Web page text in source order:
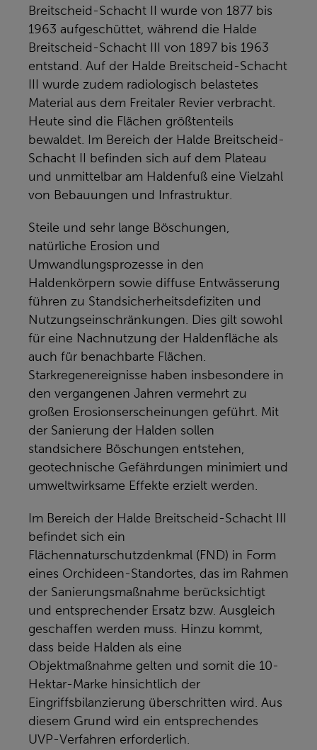
Breitscheid-Schacht II wurde von 1877 bis
1963 aufgeschüttet, während die Halde
Breitscheid-Schacht III von 1897 bis 1963
entstand. Auf der Halde Breitscheid-Schacht
III wurde zudem radiologisch belastetes
Material aus dem Freitaler Revier verbracht.
Heute sind die Flächen größtenteils
bewaldet. Im Bereich der Halde Breitscheid-
Schacht II befinden sich auf dem Plateau
und unmittelbar am Haldenfuß eine Vielzahl
von Bebauungen und Infrastruktur.
Steile und sehr lange Böschungen,
natürliche Erosion und
Umwandlungsprozesse in den
Haldenkörpern sowie diffuse Entwässerung
führen zu Standsicherheitsdefiziten und
Nutzungseinschränkungen. Dies gilt sowohl
für eine Nachnutzung der Haldenfläche als
auch für benachbarte Flächen.
Starkregenereignisse haben insbesondere in
den vergangenen Jahren vermehrt zu
großen Erosionserscheinungen geführt. Mit
der Sanierung der Halden sollen
standsichere Böschungen entstehen,
geotechnische Gefährdungen minimiert und
umweltwirksame Effekte erzielt werden.
Im Bereich der Halde Breitscheid-Schacht III
befindet sich ein
Flächennaturschutzdenkmal (FND) in Form
eines Orchideen-Standortes, das im Rahmen
der Sanierungsmaßnahme berücksichtigt
und entsprechender Ersatz bzw. Ausgleich
geschaffen werden muss. Hinzu kommt,
dass beide Halden als eine
Objektmaßnahme gelten und somit die 10-
Hektar-Marke hinsichtlich der
Eingriffsbilanzierung überschritten wird. Aus
diesem Grund wird ein entsprechendes
UVP-Verfahren erforderlich.